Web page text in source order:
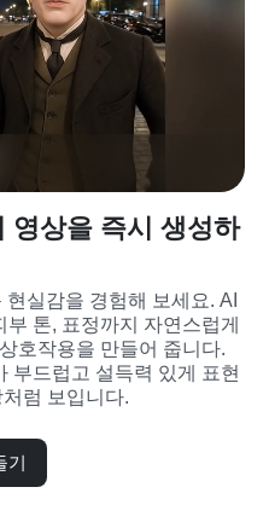
영상을 즉시 생성하
실감을 경험해 보세요. AI
톤, 표정까지 자연스럽게
호작용을 만들어 줍니다.
부드럽고 설득력 있게 표현
럼 보입니다.
기